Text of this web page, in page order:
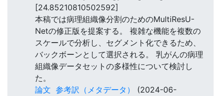
[24.85210810502592]
本稿では病理組織像分割のためのMultiResU-
Netの修正版を提案する。 複雑な機能を複数の
スケールで分析し、セグメント化できるため、
バックボーンとして選択される。 乳がんの病理
組織像データセットの多様性について検討し
た。
論文 参考訳（メタデータ）
(2024-06-